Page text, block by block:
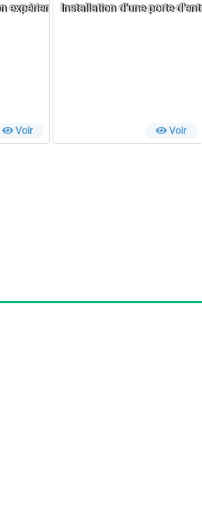
rendez-vous
expérience
Voir
Installation d’une porte
Voir